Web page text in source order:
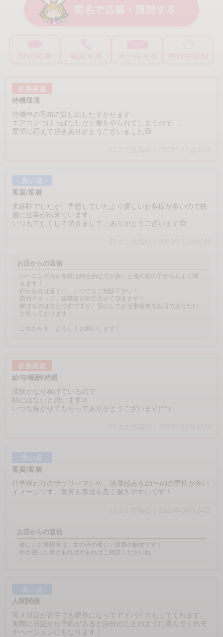
改善要望
待機環境
待機中の毛布の貸し出したすかります
エアコンつけっぱなしだと喉をやられてしまうので、、
要望に応えて頂きありがとうございました😊
客質/客層
未経験でしたが、予想していたより優しいお客様が多いので快
適に仕事が出来ています。
いつも忙しくして頂きまして、ありがとうございます😊
お店からの返信
バーニングのお客様は紳士的な方が多いと他の女の子からもよく聞
きます！
何かあれば直ぐに、いつでもご相談下さい！
店内スタッフ、役職者が対応させて頂きます！
稼げるのは当たり前ですが、安心してお仕事出来るお店でありたい
と思っております！
これからも、よろしくお願いします！
改善要望
給与/報酬/待遇
現状かなり稼げているので
特にはないと思います☺
いつも稼がせてもらってありがとうございます(^^♪
客質/客層
仕事終わりのサラリーマンや、清潔感ある20〜40の男性が多い
イメージです。客質も客層も良く働きやすいです！
お店からの返信
優しいお客様方は、女の子の優しい接客の賜物です！
何か困った事があればがあればご相談くださいね
人間関係
写メ日記が苦手でも親身になってアドバイスもしてくれます。
実際に日記から予約が入ると自分のことのように喜んでくれモ
チベーションにもなります！